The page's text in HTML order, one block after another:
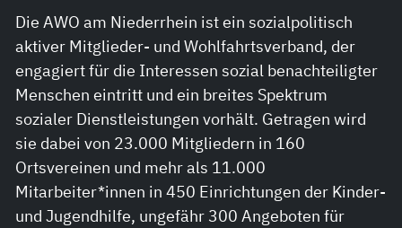
Die AWO am Niederrhein ist ein sozialpolitisch
aktiver Mitglieder- und Wohlfahrtsverband, der
engagiert für die Interessen sozial benachteiligter
Menschen eintritt und ein breites Spektrum
sozialer Dienstleistungen vorhält. Getragen wird
sie dabei von 23.000 Mitgliedern in 160
Ortsvereinen und mehr als 11.000
Mitarbeiter*innen in 450 Einrichtungen der Kinder-
und Jugendhilfe, ungefähr 300 Angeboten für